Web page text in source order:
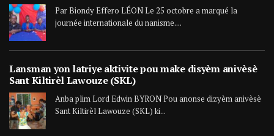
Par Biondy Effero LÉON Le 25 octobre a marqué la
journée internationale du nanisme....
Lansman yon latriye aktivite pou make disyèm anivèsè
Sant Kiltirèl Lawouze (SKL)
Anba plim Lord Edwin BYRON Pou anonse dizyèm anivèsè
Sant Kiltirèl Lawouze (SKL) ki...